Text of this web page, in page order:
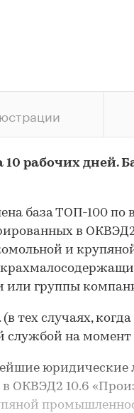
рабочих дней.
база ТОП-100 по
в
и
или группы
(в тех случаях,
службой на момент
юридические
ОКВЭД2 10.6